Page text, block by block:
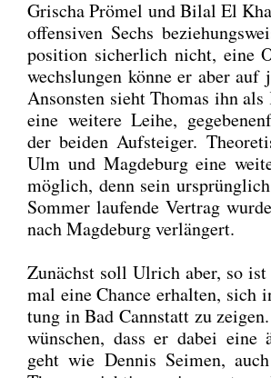
Gri­scha Prö­mel und Bil­al El
offen­si­ven Sechs
po­si­ti­on sicher­lich nicht, eine
wechs­lun­gen kön­ne er aber auf
Ansons­ten sieht Tho­mas ihn
eine wei­te­re Lei­he,
der bei­den Auf­stei­ger.
Ulm und Mag­de­burg eine
mög­lich, denn sein
Som­mer lau­fen­de Ver­trag
nach Mag­de­burg ver­län­gert.
Zunächst soll Ulrich aber, so
mal eine Chan­ce erhal­ten, sich
tung in Bad Cannstatt zu
wün­schen, dass er dabei eine
geht wie Den­nis Sei­men,